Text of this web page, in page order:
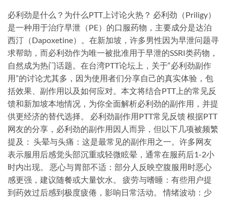
必利劲是什么？为什么PTT上讨论火热？ 必利劲（Priligy）
是一种用于治疗早泄（PE）的口服药物，主要成分是达泊
西汀（Dapoxetine）。在新加坡，许多男性因为早泄问题寻
求帮助，而必利劲作为唯一被批准用于早泄的SSRI类药物，
自然成为热门话题。在台湾PTT论坛上，关于“必利劲副作
用”的讨论尤其多，因为使用者们分享自己的真实体验，包
括效果、副作用以及如何应对。本文将结合PTT上的常见反
馈和新加坡本地情况，为你全面解析必利劲的副作用，并提
供更经济的替代选择。 必利劲副作用PTT常见反馈 根据PTT
网友的分享，必利劲的副作用因人而异，但以下几项被频繁
提及： 头晕与头痛：这是最常见的副作用之一。许多网友
表示服用后感觉头部沉重或轻微眩晕，通常在服药后1-2小
时内出现。 恶心与胃部不适：部分人反映空腹服用时恶心
感更强，建议随餐或大量饮水。 疲劳与嗜睡：有些用户提
到药效过后感到极度疲倦，影响日常活动。 情绪波动：少